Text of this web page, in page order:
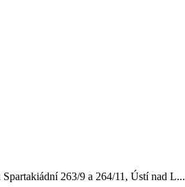
263/9 a 264/11, Ústí nad L...